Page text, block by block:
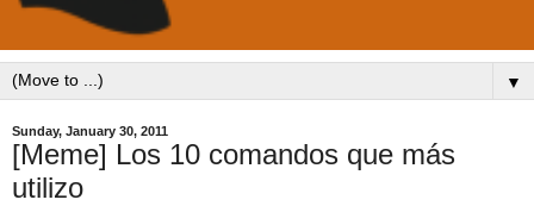
▼
Sunday, January 30, 2011
[Meme] Los 10 comandos que más
utilizo